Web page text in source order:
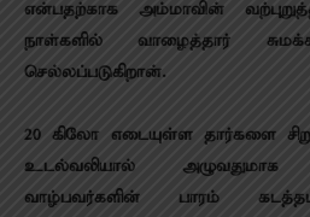
என்பதற்காக அம்மாவின்
நாள்களில் வாழைத்தார்
செல்லப்படுகிறான்.
20 கிலோ எடையுள்ள தார்களை
உடல்வலியால்
வாழ்பவர்களின் பாரம்